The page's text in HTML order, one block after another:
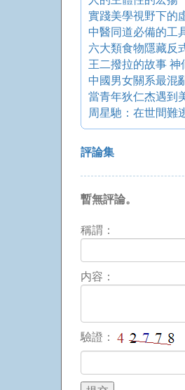
實踐美學視野下的
中醫同道必備的工
六大類食物隱藏反
王二撥拉的故事 神
中國男女關系最混
當青年狄仁杰遇
周星馳：在世間難
評論集
暫無評論。
稱謂：
内容：
驗證：